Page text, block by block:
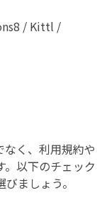
/ Kittl /
く、利用規約や
以下のチェック
ましょう。